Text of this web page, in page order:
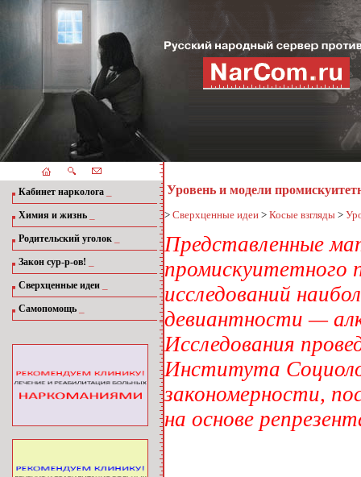
Кабинет нарколога
Химия и жизнь
Родительский уголок
Закон сур-р-ов!
Сверхценные идеи
Самопомощь
Уровень и модели
> Сверхценные идеи > Косые взгляды >
Представленные
промискуитетного
исследований
девиантности —
Исследования
Института
закономерности,
на основе